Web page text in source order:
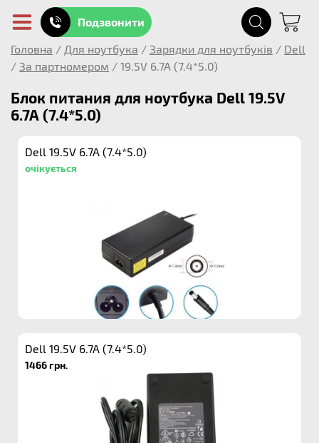
Подзвонити
Головна / Для ноутбука / Зарядки для ноутбуків / Dell
/ За партномером / 19.5V 6.7A (7.4*5.0)
Блок питания для ноутбука Dell 19.5V
6.7A (7.4*5.0)
Dell 19.5V 6.7A (7.4*5.0)
очікується
Dell 19.5V 6.7A (7.4*5.0)
1466 грн.